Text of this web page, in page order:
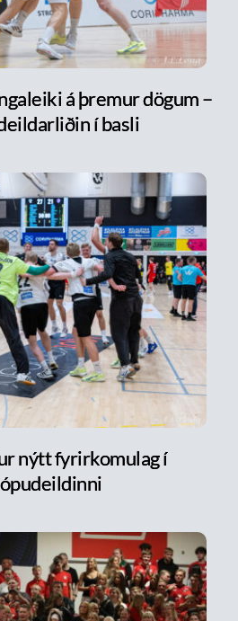
á þremur dögum –
í basli
nýtt fyrirkomulag í